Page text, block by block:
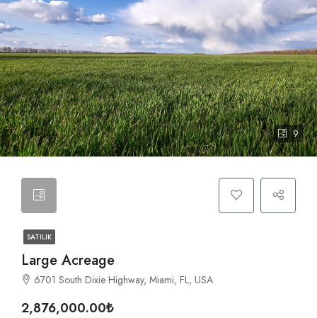
9
SATILIK
Large Acreage
6701 South Dixie Highway, Miami, FL, USA
2,876,000.00₺